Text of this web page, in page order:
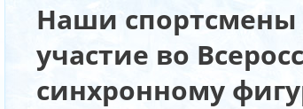
Наши спортсмены
участие во
синхронному